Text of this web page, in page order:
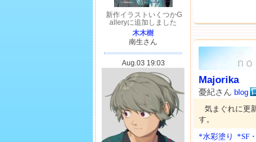
Majorika
憂紀さん blog
気まぐれに更
す。
*水彩塗り *SF